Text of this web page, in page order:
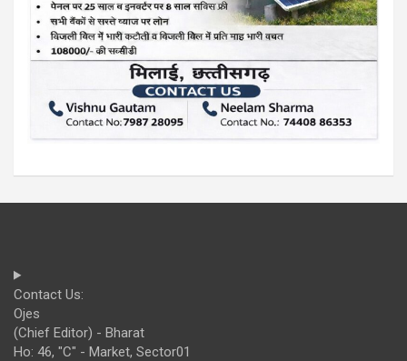
Contact Us:
Ojes
(Chief Editor) - Bharat
Ho: 46, "C" - Market, Sector01